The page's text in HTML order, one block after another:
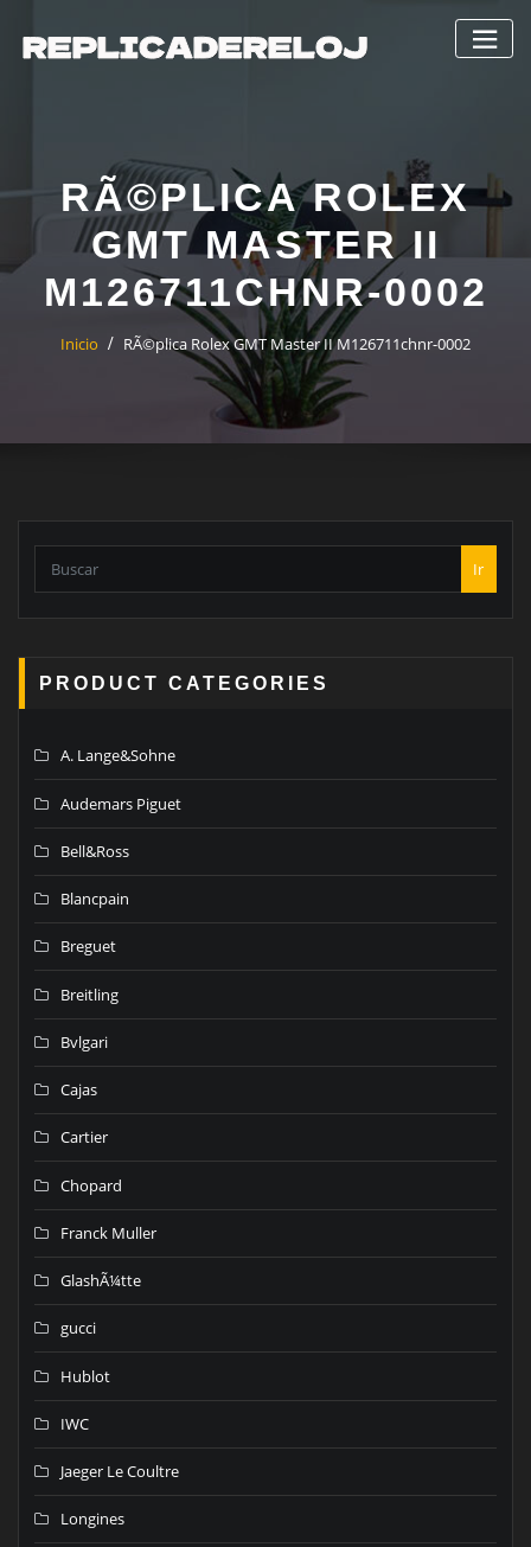
contenido
RÃ©PLICA ROLEX
GMT MASTER II
M126711CHNR-0002
Inicio RÃ©plica Rolex GMT Master II M126711chnr-0002
Ir
PRODUCT CATEGORIES
A. Lange&Sohne
Audemars Piguet
Bell&Ross
Blancpain
Breguet
Breitling
Bvlgari
Cajas
Cartier
Chopard
Franck Muller
GlashÃ¼tte
gucci
Hublot
IWC
Jaeger Le Coultre
Longines